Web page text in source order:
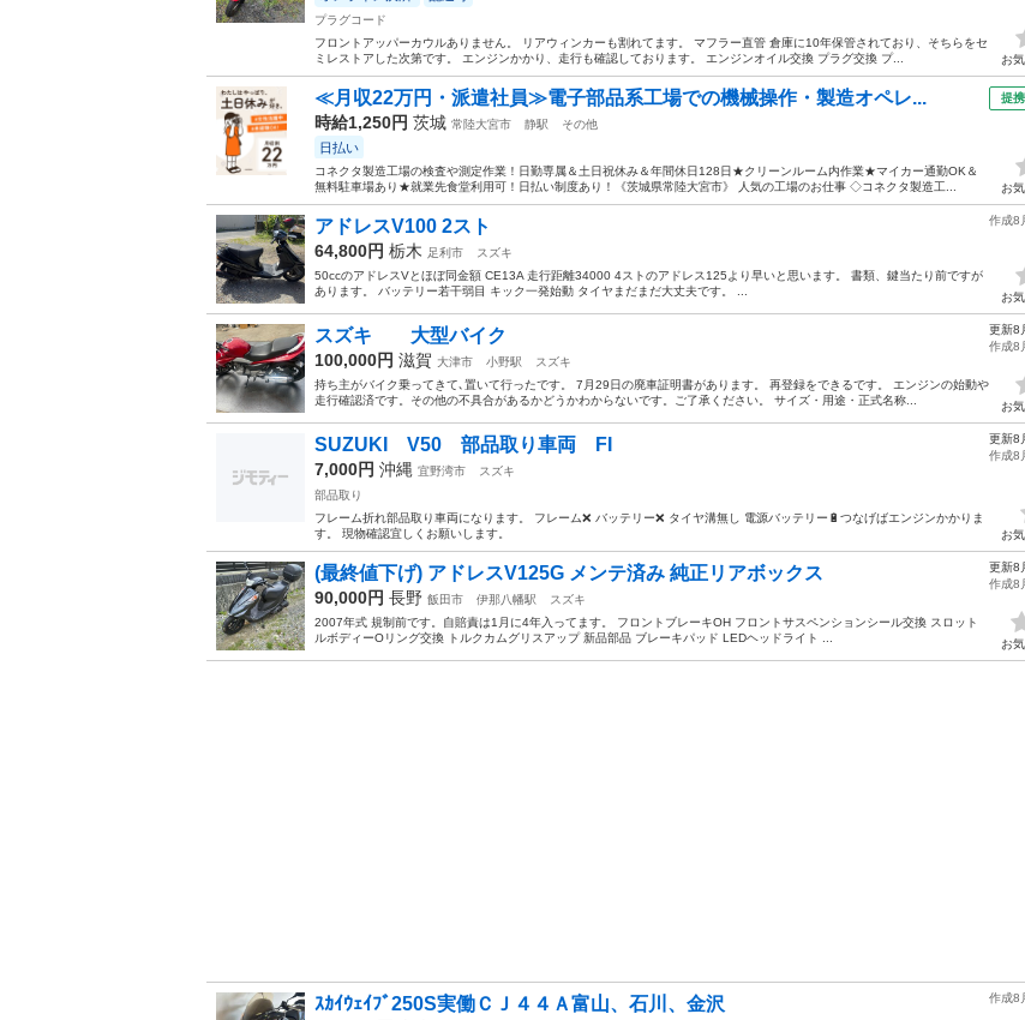
プラグコード
フロントアッパーカウルありません。 リアウィンカーも割れてます。 マフラー直管 倉庫に10年保管されており、そちらをセ
ミレストアした次第です。 エンジンかかり、走行も確認しております。 エンジンオイル交換 プラグ交換 プ...
お
≪月収22万円・派遣社員≫電子部品系工場での機械操作・製造オペレ...
時給1,250円 茨城 常陸大宮市 静駅 その他
日払い
コネクタ製造工場の検査や測定作業！日勤専属＆土日祝休み＆年間休日128日★クリーンルーム内作業★マイカー通勤OK＆
無料駐車場あり★就業先食堂利用可！日払い制度あり！《茨城県常陸大宮市》 人気の工場のお仕事 ◇コネクタ製造工...
提
お
アドレスV100 2スト
64,800円 栃木 足利市
スズキ
50ccのアドレスVとほぼ同金額 CE13A 走行距離34000 4ストのアドレス125より早いと思います。 書類、鍵当たり前ですが
あります。 バッテリー若干弱目 キック一発始動 タイヤまだまだ大丈夫です。 ...
作成8
お
スズキ 大型バイク
100,000円 滋賀 大津市 小野駅
スズキ
持ち主がバイク乗ってきて､置いて行ったです。 7月29日の廃車証明書があります。 再登録をできるです。 エンジンの始動や
走行確認済です。その他の不具合があるかどうかわからないです。ご了承ください。 サイズ・用途・正式名称...
更新8
作成8
お
SUZUKI V50 部品取り車両 FI
7,000円 沖縄 宜野湾市
スズキ
部品取り
フレーム折れ部品取り車両になります。 フレーム❌ バッテリー❌ タイヤ溝無し 電源バッテリー🔋つなげばエンジンかかりま
す。 現物確認宜しくお願いします。
更新8
作成8
お
(最終値下げ) アドレスV125G メンテ済み 純正リアボックス
90,000円 長野 飯田市 伊那八幡駅
スズキ
2007年式 規制前です。自賠責は1月に4年入ってます。 フロントブレーキOH フロントサスペンションシール交換 スロット
ルボディーOリング交換 トルクカムグリスアップ 新品部品 ブレーキパッド LEDヘッドライト ...
更新8
作成8
お
ｽｶｲｳｪｲﾌﾞ250S実働ＣＪ４４Ａ富山、石川、金沢 作成8